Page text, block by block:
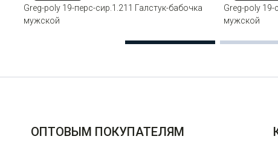
Greg-poly 19-перс-сир.1.211 Галстук-бабочка
мужской
Greg-poly
мужской
ОПТОВЫМ ПОКУПАТЕЛЯМ